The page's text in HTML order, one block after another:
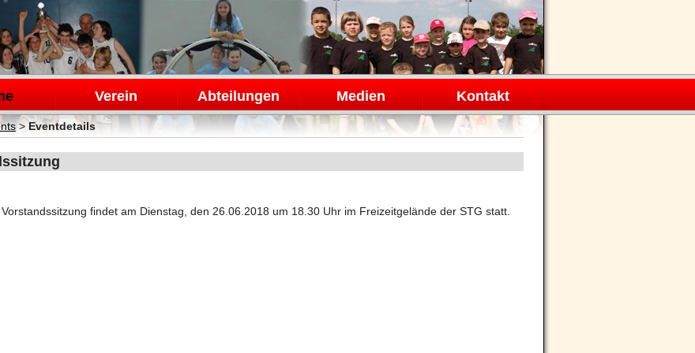
Verein Abteilungen Medien Kontakt
> Eventdetails
findet am Dienstag, den 26.06.2018 um 18.30 Uhr im Freizeitgelände der STG statt.